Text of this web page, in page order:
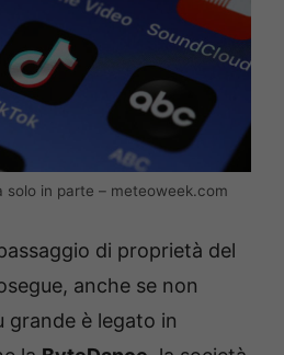
solo in parte – meteoweek.com
di proprietà del
anche se non
grande è legato in